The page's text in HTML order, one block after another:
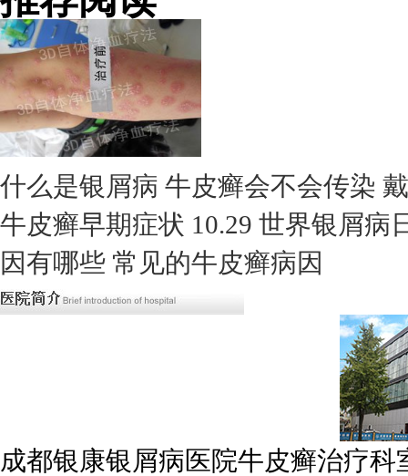
什么是银屑病 牛皮癣会不会传染
牛皮癣早期症状 10.29 世界银屑病
因有哪些 常见的牛皮癣病因
成都银康银屑病医院牛皮癣治疗